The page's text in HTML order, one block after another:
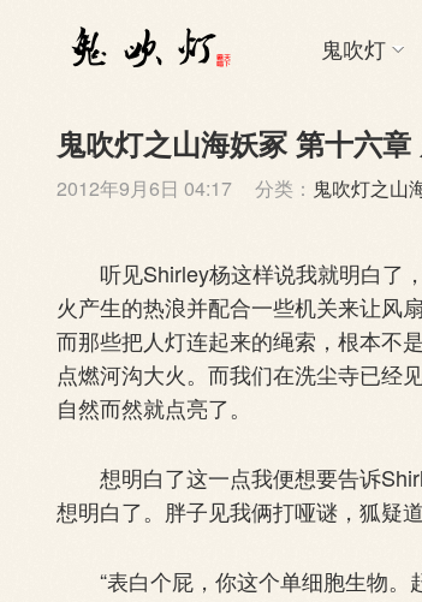
鬼吹灯
鬼吹灯之山海妖冢 第十六章
2012年9月6日 04:17 分类： 鬼吹灯之山
听见Shirley杨这样说我就明白了，
火产生的热浪并配合一些机关来让风
而那些把人灯连起来的绳索，根本不
点燃河沟大火。而我们在洗尘寺已经
自然而然就点亮了。
想明白了这一点我便想要告诉
想明白了。胖子见我俩打哑谜，狐疑
“表白个屁，你这个单细胞生物。